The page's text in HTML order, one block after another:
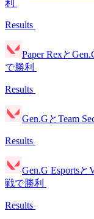
利
Results
Paper Rexと
で勝利
Results
Gen.GとTeam
Results
Gen.G Esports
戦で勝利
Results